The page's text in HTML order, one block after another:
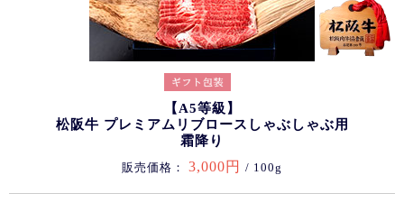
【A5等級】
松阪牛 プレミアムリブロースしゃぶしゃぶ用
霜降り
販売価格： 3,000円 / 100g